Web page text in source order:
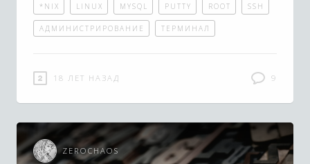
*NIX LINUX MYSQL PUTTY ROOT SSH
АДМИНИСТРИРОВАНИЕ ТЕРМИНАЛ
18 ЛЕТ НАЗАД 9
ZEROCHAOS